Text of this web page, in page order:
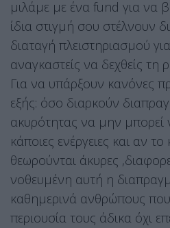
μιλάμε με ένα fund για να
ίδια στιγμή σου στέλνουν
διαταγή πλειστηριασμού
αναγκαστείς να δεχθείς τη
Για να υπάρξουν κανόνες
εξής: όσο διαρκούν
ακυρότητας να μην μπορεί
κάποιες ενέργειες και αν
θεωρούνται άκυρες
νοθευμένη αυτή η
καθημερινά ανθρώπους
περιουσία τους άδικα όχι